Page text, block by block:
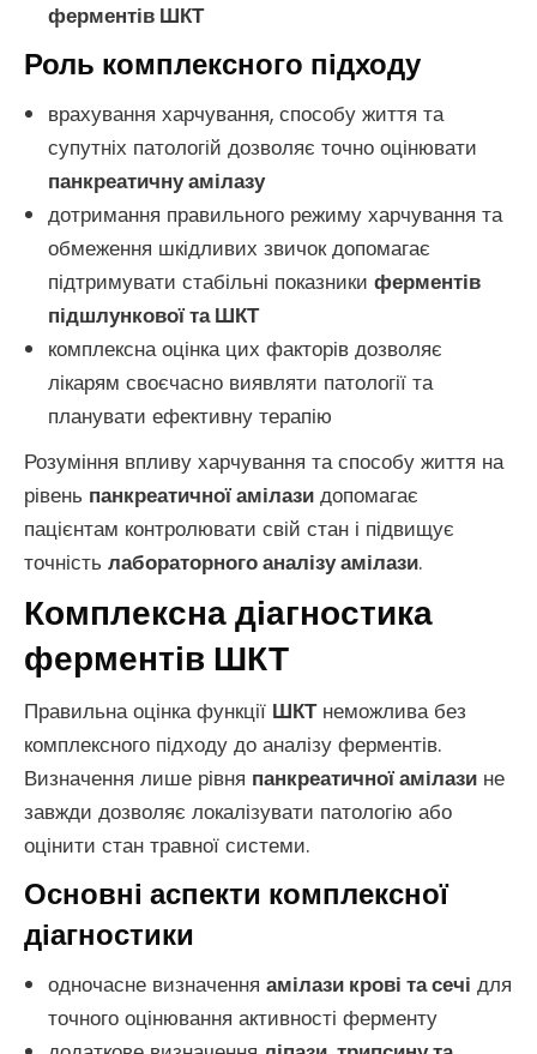
ферментів ШКТ
Роль комплексного підходу
врахування харчування, способу життя та
супутніх патологій дозволяє точно оцінювати
панкреатичну амілазу
дотримання правильного режиму харчування та
обмеження шкідливих звичок допомагає
підтримувати стабільні показники ферментів
підшлункової та ШКТ
комплексна оцінка цих факторів дозволяє
лікарям своєчасно виявляти патології та
планувати ефективну терапію
Розуміння впливу харчування та способу життя на
рівень панкреатичної амілази допомагає
пацієнтам контролювати свій стан і підвищує
точність лабораторного аналізу амілази.
Комплексна діагностика
ферментів ШКТ
Правильна оцінка функції ШКТнеможлива без
комплексного підходу до аналізу ферментів.
Визначення лише рівня панкреатичної амілази не
завжди дозволяє локалізувати патологію або
оцінити стан травної системи.
Основні аспекти комплексної
діагностики
одночасне визначення амілази крові та сечі для
точного оцінювання активності ферменту